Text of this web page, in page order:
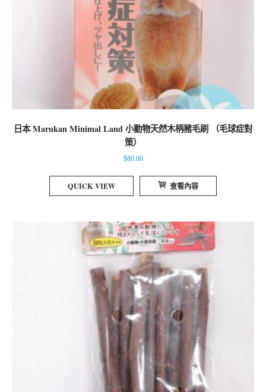
日本 Marukan Minimal Land 小動物天然木柄豬毛刷 （毛球症對
策）
$80.00
QUICK VIEW 查看內容